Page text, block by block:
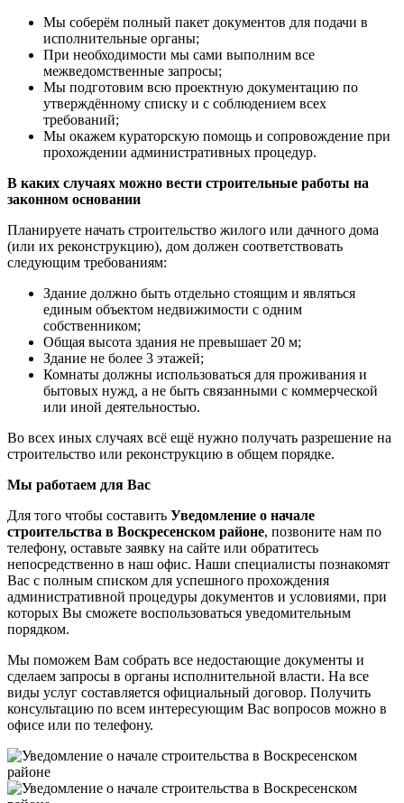
Мы соберём полный пакет документов для подачи в
исполнительные органы;
При необходимости мы сами выполним все
межведомственные запросы;
Мы подготовим всю проектную документацию по
утверждённому списку и с соблюдением всех
требований;
Мы окажем кураторскую помощь и сопровождение при
прохождении административных процедур.
В каких случаях можно вести строительные работы на
законном основании
Планируете начать строительство жилого или дачного дома
(или их реконструкцию), дом должен соответствовать
следующим требованиям:
Здание должно быть отдельно стоящим и являться
единым объектом недвижимости с одним
собственником;
Общая высота здания не превышает 20 м;
Здание не более 3 этажей;
Комнаты должны использоваться для проживания и
бытовых нужд, а не быть связанными с коммерческой
или иной деятельностью.
Во всех иных случаях всё ещё нужно получать разрешение на
строительство или реконструкцию в общем порядке.
Мы работаем для Вас
Для того чтобы составить Уведомление о начале
строительства в Воскресенском районе, позвоните нам по
телефону, оставьте заявку на сайте или обратитесь
непосредственно в наш офис. Наши специалисты познакомят
Вас с полным списком для успешного прохождения
административной процедуры документов и условиями, при
которых Вы сможете воспользоваться уведомительным
порядком.
Мы поможем Вам собрать все недостающие документы и
сделаем запросы в органы исполнительной власти. На все
виды услуг составляется официальный договор. Получить
консультацию по всем интересующим Вас вопросов можно в
офисе или по телефону.